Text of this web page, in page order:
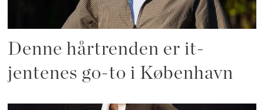
Denne hårtrenden er it-
jentenes go-to i København